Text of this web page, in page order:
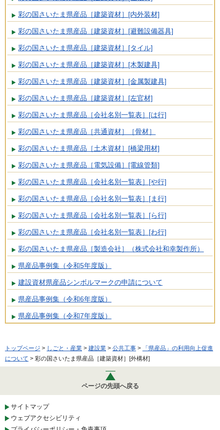
彩の国さいたま県産品［建築資材］[内外装材]
彩の国さいたま県産品［建築資材］[避難設備器具]
彩の国さいたま県産品［建築資材］[タイル]
彩の国さいたま県産品［建築資材］[木製建具]
彩の国さいたま県産品［建築資材］[金属製建具]
彩の国さいたま県産品［建築資材］[左官材]
彩の国さいたま県産品［会社名別一覧表］[は行]
彩の国さいたま県産品［共通資材］［骨材］
彩の国さいたま県産品［土木資材］[橋梁用材]
彩の国さいたま県産品［電気設備］[電線管類]
彩の国さいたま県産品［会社名別一覧表］[や行]
彩の国さいたま県産品［会社名別一覧表］[ま行]
彩の国さいたま県産品［会社名別一覧表］[ら行]
彩の国さいたま県産品［会社名別一覧表］[わ行]
彩の国さいたま県産品［製造会社］（株式会社和幸製作所）
県産品事例集（令和5年度版）
建設資材県産品シンボルマークの申請について
県産品事例集（令和6年度版）
県産品事例集（令和7年度版）
トップページ > しごと・産業 > 建設業 > 公共工事 >
「県産品」の利用向上促進
について > 彩の国さいたま県産品［建築資材］[外構材]
ページの先頭へ戻る
サイトマップ
ウェブアクセシビリティ